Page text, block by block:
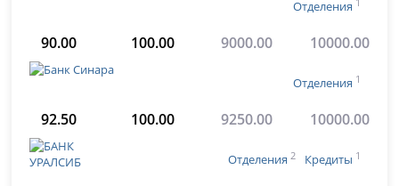
Отделения 1
90.00 100.00 9000.00 10000.00
Отделения 1
92.50 100.00 9250.00 10000.00
Отделения 2 Кредиты 1